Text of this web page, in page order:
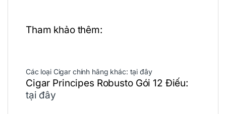
Tham khảo thêm:
Các loại Cigar chính hãng khác: tại đây
Cigar Principes Robusto Gói 12 Điếu:
tại đây